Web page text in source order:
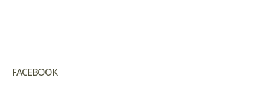
FACEBOOK